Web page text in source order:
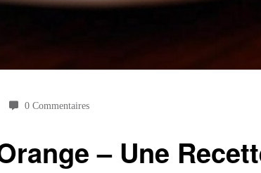
0 Commentaires
– Une